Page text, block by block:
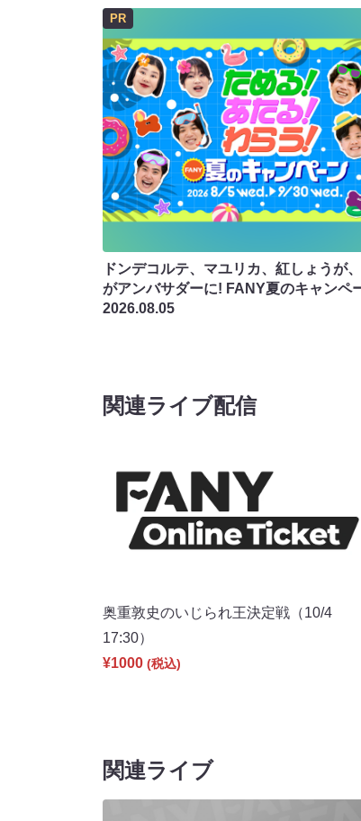
PR
ドンデコルテ、マユリカ、紅しょうが
がアンバサダーに! FANY夏のキャンペ
2026.08.05
関連ライブ配信
奥重敦史のいじられ王決定戦（10/4
17:30）
¥1000 (税込)
関連ライブ